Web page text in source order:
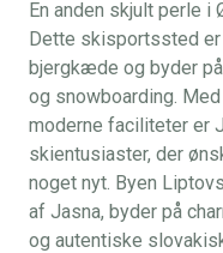
En anden skjult perle i
Dette skisportssted er
bjergkæde og byder
og snowboarding.
moderne faciliteter er
skientusiaster, der
noget nyt. Byen
af Jasna, byder på
og autentiske